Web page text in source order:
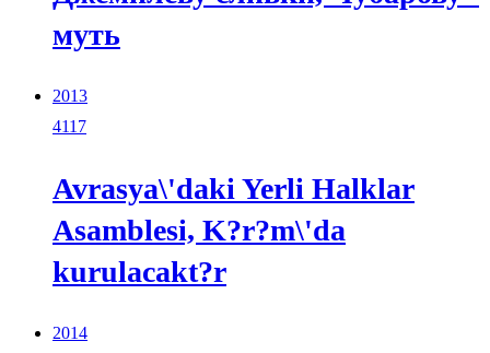
муть
2013
4117
Avrasya\'daki Yerli Halklar
Asamblesi, K?r?m\'da
kurulacakt?r
2014